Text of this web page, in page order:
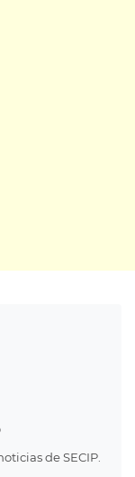
de SECIP.